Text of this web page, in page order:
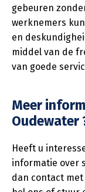
gebeuren
werknemers
en
middel van de
van goede
Meer
Oudewater
Heeft u
informatie over
dan contact